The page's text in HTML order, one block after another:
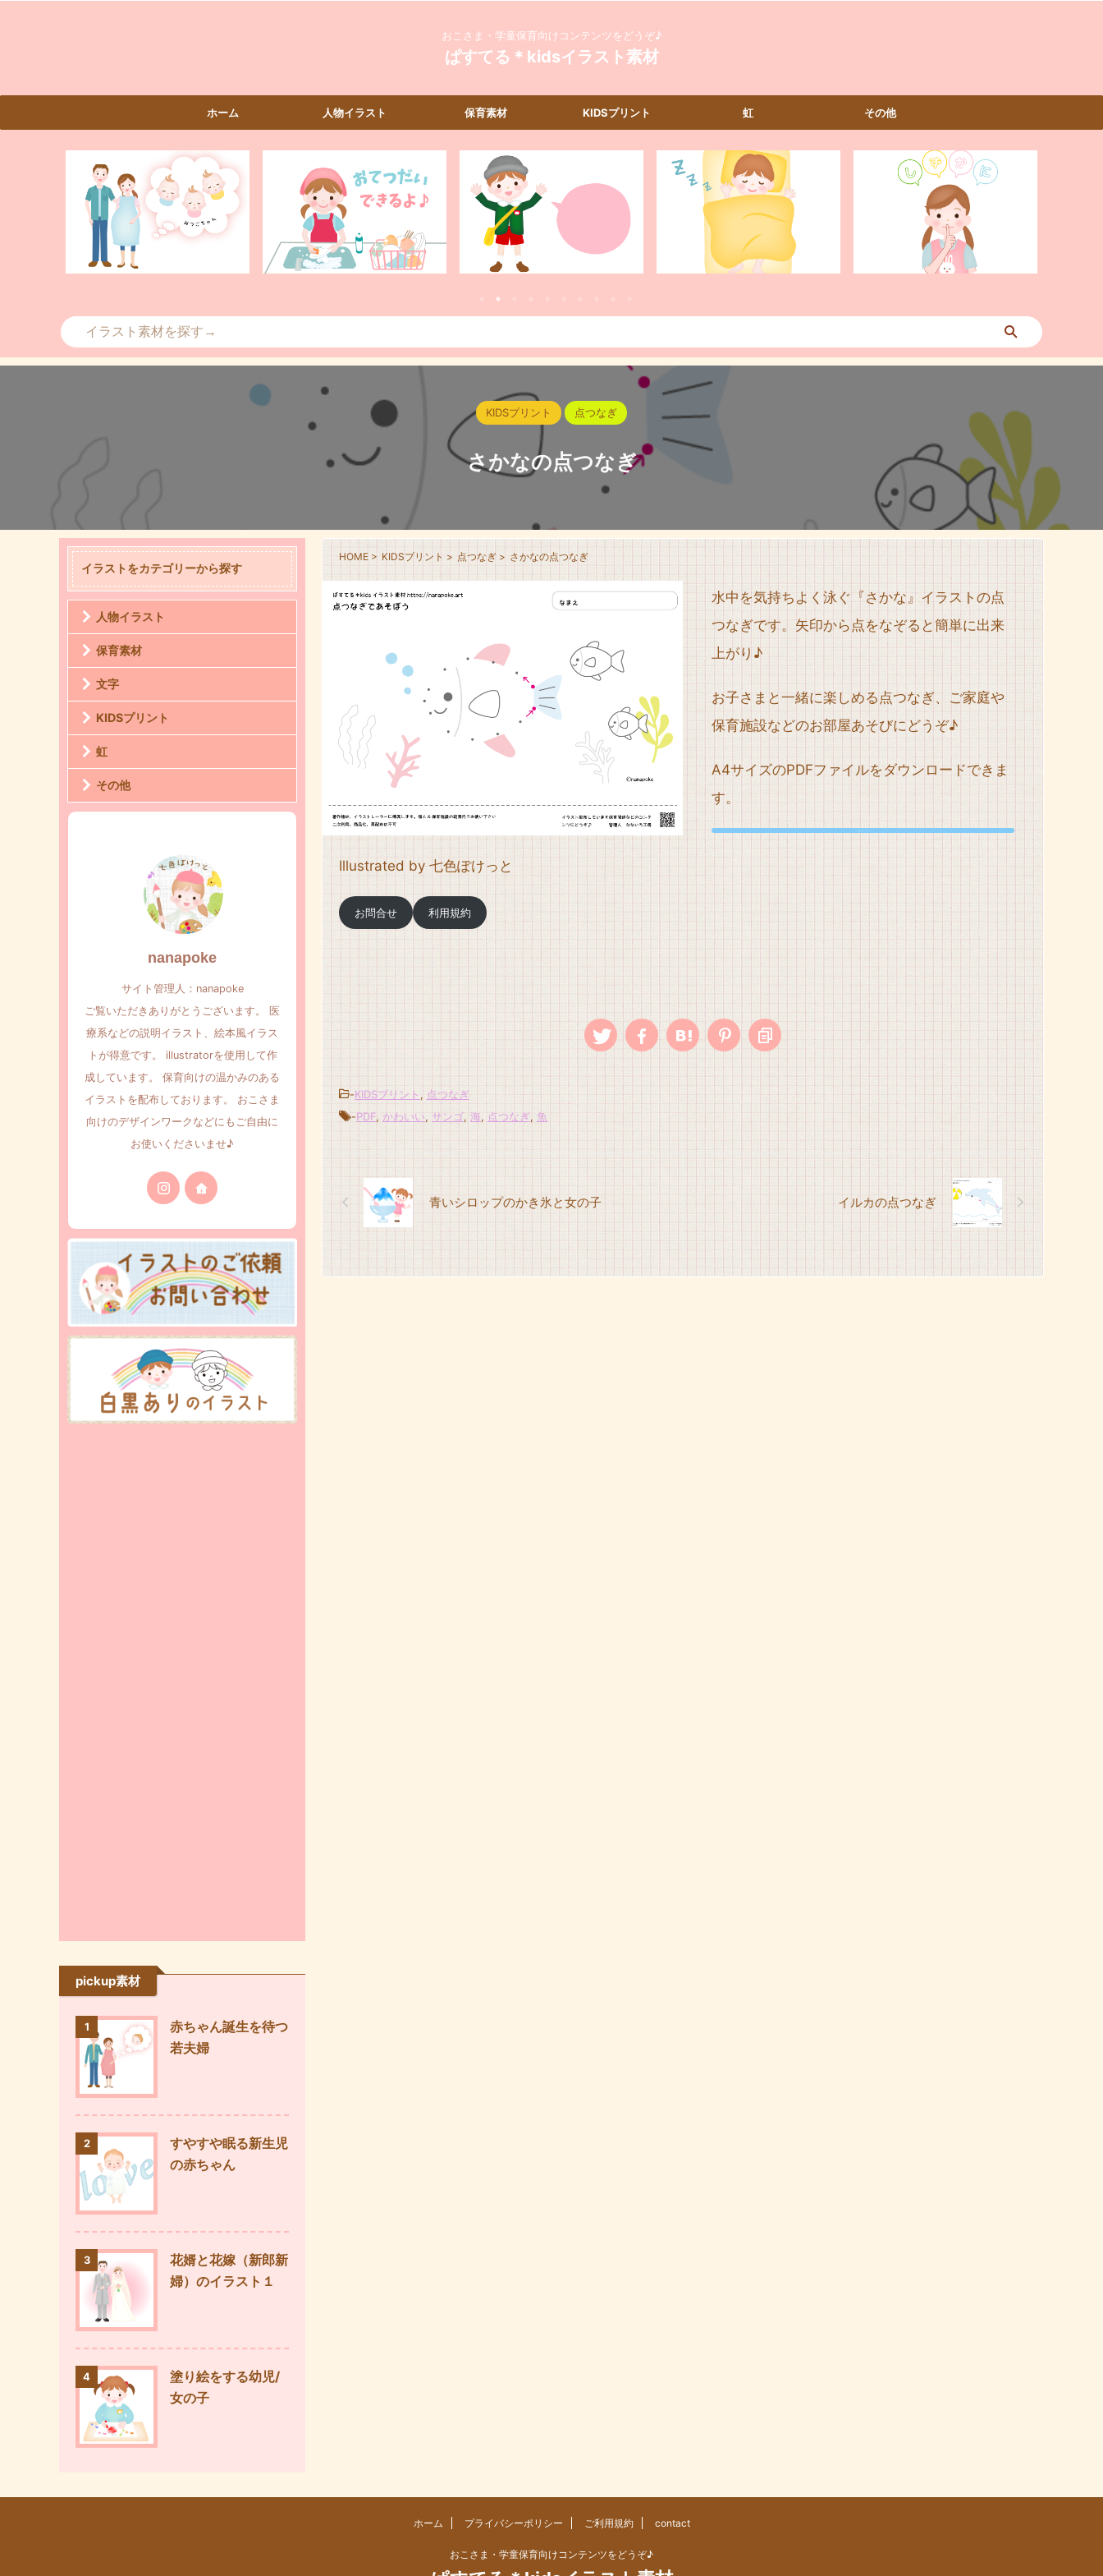
おこさま・学童保育向けコンテンツをどうぞ♪
ぱすてる＊kidsイラスト素材
ホーム 人物イラスト 保育素材 KIDSプリント 虹 その他
KIDSプリント 点つなぎ
さかなの点つなぎ
HOME > KIDSプリント > 点つなぎ > さかなの点つなぎ
水中を気持ちよく泳ぐ『さかな』イラストの点
つなぎです。矢印から点をなぞると簡単に出来
上がり♪
お子さまと一緒に楽しめる点つなぎ、ご家庭や
保育施設などのお部屋あそびにどうぞ♪
A4サイズのPDFファイルをダウンロードできま
す。
Illustrated by 七色ぽけっと
お問合せ 利用規約
-KIDSプリント , 点つなぎ
-PDF, かわいい, サンゴ, 海, 点つなぎ, 魚
青いシロップのかき氷と女の子 イルカの点つなぎ
イラストをカテゴリーから探す
人物イラスト
保育素材
文字
KIDSプリント
虹
その他
nanapoke
サイト管理人：nanapoke
ご覧いただきありがとうございます。 医
療系などの説明イラスト、絵本風イラス
トが得意です。 illustratorを使用して作
成しています。 保育向けの温かみのある
イラストを配布しております。 おこさま
向けのデザインワークなどにもご自由に
お使いくださいませ♪
pickup素材
1
赤ちゃん誕生を待つ
若夫婦
2
すやすや眠る新生児
の赤ちゃん
3
花婿と花嫁（新郎新
婦）のイラスト１
4
塗り絵をする幼児/
女の子
ホーム プライバシーポリシー ご利用規約 contact
おこさま・学童保育向けコンテンツをどうぞ♪